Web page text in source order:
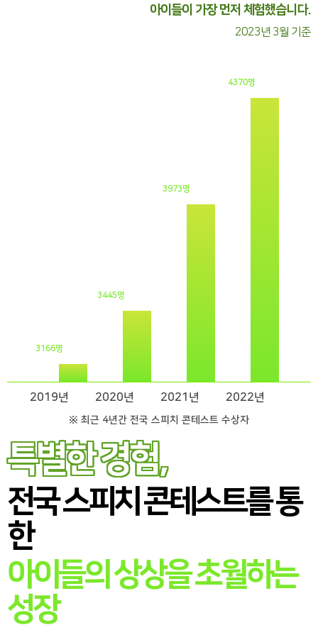
아이들이 가장 먼저 체험했습니다.
2023년 3월 기준
2019년
3166명
2020년
3445명
2021년
3973명
2022년
4370명
※ 최근 4년간 전국 스피치 콘테스트 수상자
특별한 경험,
전국 스피치 콘테스트를 통
한
아이들의 상상을 초월하는
성장